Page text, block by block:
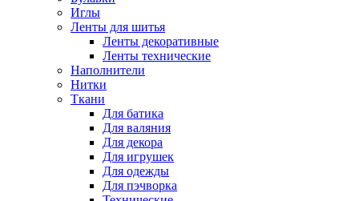
Иглы
Ленты для шитья
Ленты декоративные
Ленты технические
Наполнители
Нитки
Ткани
Для батика
Для валяния
Для декора
Для игрушек
Для одежды
Для пэчворка